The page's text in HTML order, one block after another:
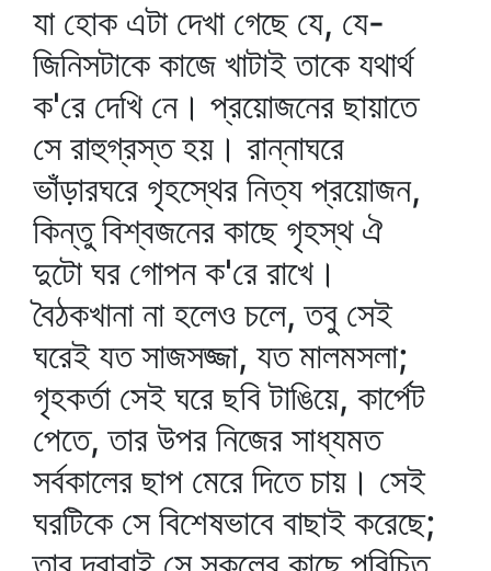
যা হোক এটা দেখা গেছে যে, যে-
জিনিসটাকে কাজে খাটাই তাকে যথার্থ
ক'রে দেখি নে। প্রয়োজনের ছায়াতে
সে রাহুগ্রস্ত হয়। রান্নাঘরে
ভাঁড়ারঘরে গৃহস্থের নিত্য প্রয়োজন,
কিন্তু বিশ্বজনের কাছে গৃহস্থ ঐ
দুটো ঘর গোপন ক'রে রাখে।
বৈঠকখানা না হলেও চলে, তবু সেই
ঘরেই যত সাজসজ্জা, যত মালমসলা;
গৃহকর্তা সেই ঘরে ছবি টাঙিয়ে, কার্পেট
পেতে, তার উপর নিজের সাধ্যমত
সর্বকালের ছাপ মেরে দিতে চায়। সেই
ঘরটিকে সে বিশেষভাবে বাছাই করেছে;